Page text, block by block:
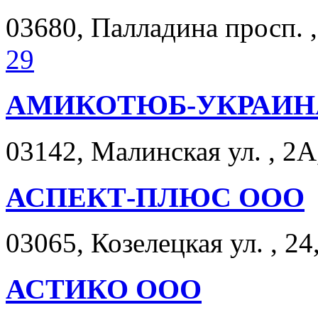
03680, Палладина
29
АМИКОТЮБ-
03142, Малинская ул. ,
АСПЕКТ-ПЛЮС ООО
03065, Козелецкая ул. ,
АСТИКО ООО